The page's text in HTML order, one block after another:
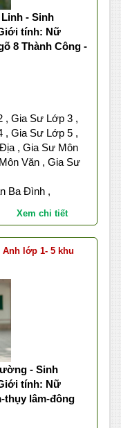
- Sinh
tính: Nữ
8 Thành Công -
, Gia Sư Lớp 3 ,
, Gia Sư Lớp 5 ,
, Gia Sư Môn
Văn , Gia Sư
Ba Đình ,
Xem chi tiết
lớp 1- 5 khu
- Sinh
tính: Nữ
thụy lâm-đông